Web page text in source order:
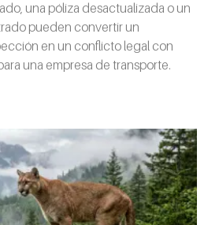
una póliza desactualizada o un
pueden convertir un
en un conflicto legal con
una empresa de transporte.